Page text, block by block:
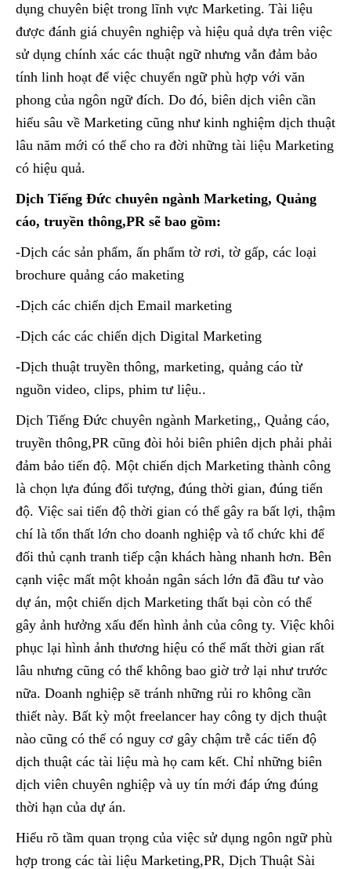
dụng chuyên biệt trong lĩnh vực Marketing. Tài liệu
được đánh giá chuyên nghiệp và hiệu quả dựa trên việc
sử dụng chính xác các thuật ngữ nhưng vẫn đảm bảo
tính linh hoạt để việc chuyển ngữ phù hợp với văn
phong của ngôn ngữ đích. Do đó, biên dịch viên cần
hiểu sâu về Marketing cũng như kinh nghiệm dịch thuật
lâu năm mới có thể cho ra đời những tài liệu Marketing
có hiệu quả.
Dịch Tiếng Đức chuyên ngành Marketing, Quảng
cáo, truyền thông,PR sẽ bao gồm:
-Dịch các sản phẩm, ấn phẩm tờ rơi, tờ gấp, các loại
brochure quảng cáo maketing
-Dịch các chiến dịch Email marketing
-Dịch các các chiến dịch Digital Marketing
-Dịch thuật truyền thông, marketing, quảng cáo từ
nguồn video, clips, phim tư liệu..
Dịch Tiếng Đức chuyên ngành Marketing,, Quảng cáo,
truyền thông,PR cũng đòi hỏi biên phiên dịch phải phải
đảm bảo tiến độ. Một chiến dịch Marketing thành công
là chọn lựa đúng đối tượng, đúng thời gian, đúng tiến
độ. Việc sai tiến độ thời gian có thể gây ra bất lợi, thậm
chí là tổn thất lớn cho doanh nghiệp và tổ chức khi để
đối thủ cạnh tranh tiếp cận khách hàng nhanh hơn. Bên
cạnh việc mất một khoản ngân sách lớn đã đầu tư vào
dự án, một chiến dịch Marketing thất bại còn có thể
gây ảnh hưởng xấu đến hình ảnh của công ty. Việc khôi
phục lại hình ảnh thương hiệu có thể mất thời gian rất
lâu nhưng cũng có thể không bao giờ trở lại như trước
nữa. Doanh nghiệp sẽ tránh những rủi ro không cần
thiết này. Bất kỳ một freelancer hay công ty dịch thuật
nào cũng có thể có nguy cơ gây chậm trễ các tiến độ
dịch thuật các tài liệu mà họ cam kết. Chỉ những biên
dịch viên chuyên nghiệp và uy tín mới đáp ứng đúng
thời hạn của dự án.
Hiểu rõ tầm quan trọng của việc sử dụng ngôn ngữ phù
hợp trong các tài liệu Marketing,PR, Dịch Thuật Sài